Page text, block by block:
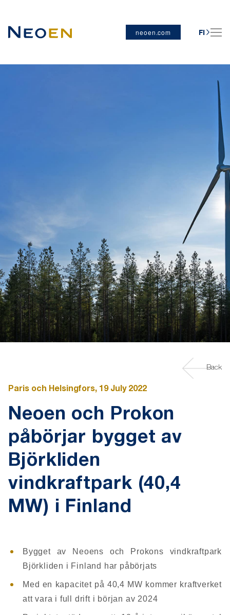
neoen.com FI
Back
Paris och Helsingfors, 19 July 2022
Neoen och Prokon
påbörjar bygget av
Björkliden
vindkraftpark (40,4
MW) i Finland
Bygget av Neoens och Prokons vindkraftpark
Björkliden i Finland har påbörjats
Med en kapacitet på 40,4 MW kommer kraftverket
att vara i full drift i början av 2024